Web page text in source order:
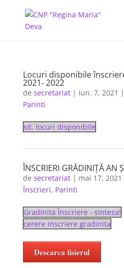
Locuri disponibile
2021- 2022
de secretariat| iun. 7, 2021 |
Parinti
sit. locuri disponibile
ÎNSCRIERI GRĂDINIȚĂ AN
de secretariat| mai 17, 2021
Înscrieri, Parinti
Gradinita Înscriere - sinteza!
cerere inscriere gradinita
Descarca fisierul